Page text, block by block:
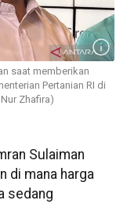
saat memberikan
Pertanian RI di
Zhafira)
Sulaiman
di mana harga
sedang